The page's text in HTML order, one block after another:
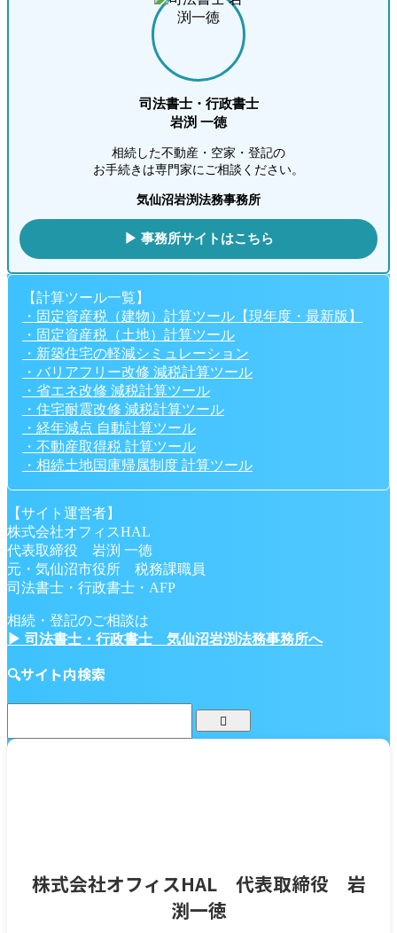
司法書士・行政書士
岩渕 一徳
相続した不動産・空家・登記の
お手続きは専門家にご相談ください。
気仙沼岩渕法務事務所
▶ 事務所サイトはこちら
【計算ツール一覧】
・固定資産税（建物）計算ツール【現年度・最新版】
・固定資産税（土地）計算ツール
・新築住宅の軽減シミュレーション
・バリアフリー改修 減税計算ツール
・省エネ改修 減税計算ツール
・住宅耐震改修 減税計算ツール
・経年減点 自動計算ツール
・不動産取得税 計算ツール
・相続土地国庫帰属制度 計算ツール
【サイト運営者】
株式会社オフィスHAL
代表取締役 岩渕 一徳
元・気仙沼市役所 税務課職員
司法書士・行政書士・AFP
相続・登記のご相談は
▶ 司法書士・行政書士 気仙沼岩渕法務事務所へ
🔍サイト内検索
株式会社オフィスHAL 代表取締役 岩
渕一徳